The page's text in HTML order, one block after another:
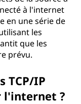
à l'internet
en une série de
les
que les
prévu.
TCP/IP
l'internet ?